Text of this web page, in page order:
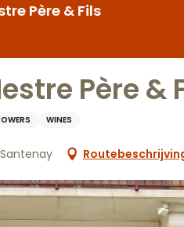
Père & Fils
Père &
WINES